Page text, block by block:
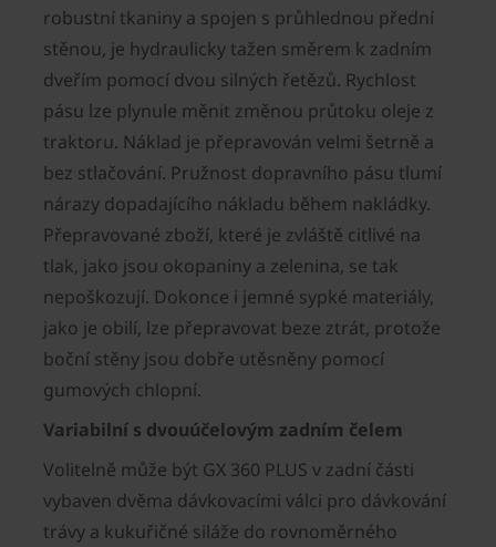
robustní tkaniny a spojen s průhlednou přední
stěnou, je hydraulicky tažen směrem k zadním
dveřím pomocí dvou silných řetězů. Rychlost
pásu lze plynule měnit změnou průtoku oleje z
traktoru. Náklad je přepravován velmi šetrně a
bez stlačování. Pružnost dopravního pásu tlumí
nárazy dopadajícího nákladu během nakládky.
Přepravované zboží, které je zvláště citlivé na
tlak, jako jsou okopaniny a zelenina, se tak
nepoškozují. Dokonce i jemné sypké materiály,
jako je obilí, lze přepravovat beze ztrát, protože
boční stěny jsou dobře utěsněny pomocí
gumových chlopní.
Variabilní s dvouúčelovým zadním čelem
Volitelně může být GX 360 PLUS v zadní části
vybaven dvěma dávkovacími válci pro dávkování
trávy a kukuřičné siláže do rovnoměrného